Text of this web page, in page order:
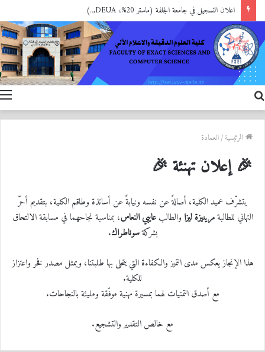
اعلان التسجيل في جامعة الجلفة (ماستر 20%، DEUA,..)
عن
الرئيسية/العمادة
🎉 إعلان تهنئة 🎉
يتشرّف عميد الكلية، أصالةً عن نفسه ونيابةً عن أساتذة وطاقم الكلية، بتقديم أحرّ
التهاني للطالبةمرينيزة ليزا والطالبعايبي النعاس، بمناسبة نجاحهما في مسابقة الالتحاق
بشركةسوناطراك.
هذا الإنجاز يعكس مدى التميز والكفاءة التي يتحلى بها طلبتنا، ويمثل مصدر فخر واعتزاز
للكلية.
مع أصدق التمنيات لهما بمسيرة مهنية موفّقة ومليئة بالنجاحات.
مع خالص التقدير والتشجيع.